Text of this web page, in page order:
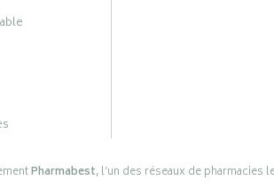
Pharmabest, l’un des réseaux de